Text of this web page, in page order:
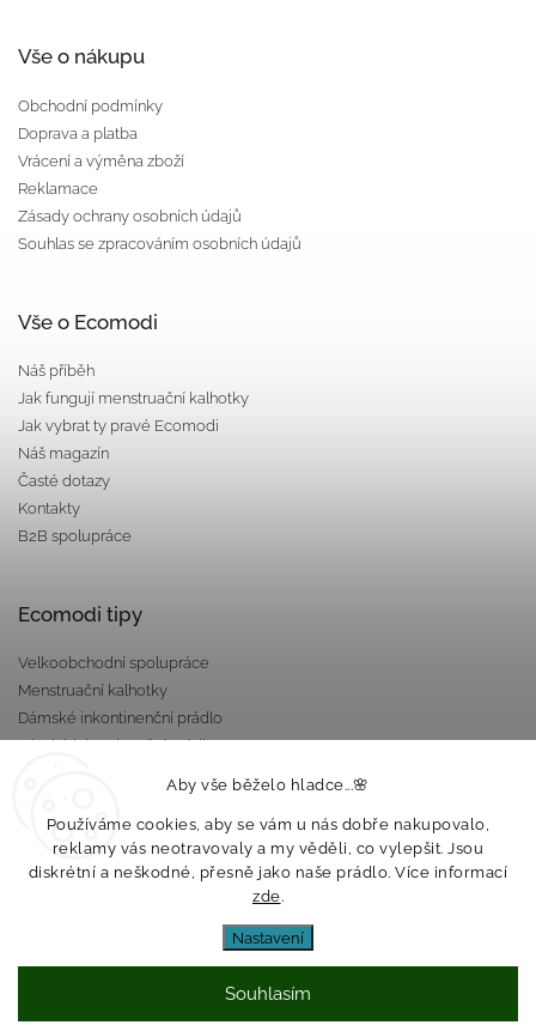
Aby vše běželo hladce...🌸
Používáme cookies, aby se vám u nás dobře nakupovalo,
reklamy vás neotravovaly a my věděli, co vylepšit. Jsou
diskrétní a neškodné, přesně jako naše prádlo. Více informací
zde.
Nastavení
Souhlasím
Vše o nákupu
Obchodní podmínky
Doprava a platba
Vrácení a výměna zboží
Reklamace
Zásady ochrany osobních údajů
Souhlas se zpracováním osobních údajů
Vše o Ecomodi
Náš příběh
Jak fungují menstruační kalhotky
Jak vybrat ty pravé Ecomodi
Náš magazín
Časté dotazy
Kontakty
B2B spolupráce
Ecomodi tipy
Velkoobchodní spolupráce
Menstruační kalhotky
Dámské inkontinenční prádlo
Pánské inkontinenční prádlo